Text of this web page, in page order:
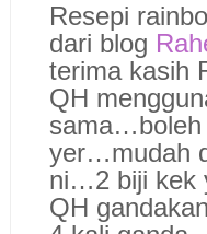
Resepi
dari blog
terima kasih
QH
sama…boleh
yer…mudah
ni…2 biji kek
QH